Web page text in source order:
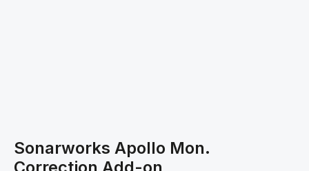
Sonarworks Apollo Mon.